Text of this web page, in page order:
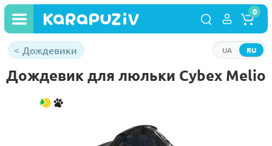
RU
UA
0
Дождевики
Дождевик для люльки Cybex Melio